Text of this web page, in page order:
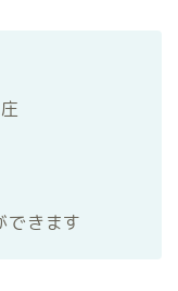
できます